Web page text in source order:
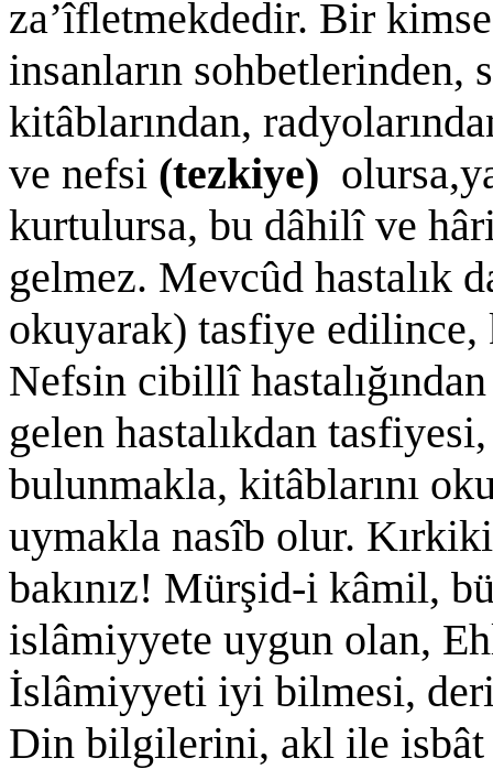
za’îfletmekdedir. Bir
insanların sohbetlerinden,
kitâblarından,
ve nefsi (tezkiye)
kurtulursa, bu dâhilî ve
gelmez. Mevcûd hastalık
okuyarak) tasfiye
Nefsin cibillî
gelen hastalıkdan
bulunmakla, kitâblarını
uymakla nasîb olur.
bakınız! Mürşid-i kâmil,
islâmiyyete uygun olan,
İslâmiyyeti iyi bilmesi,
Din bilgilerini, akl ile isbât